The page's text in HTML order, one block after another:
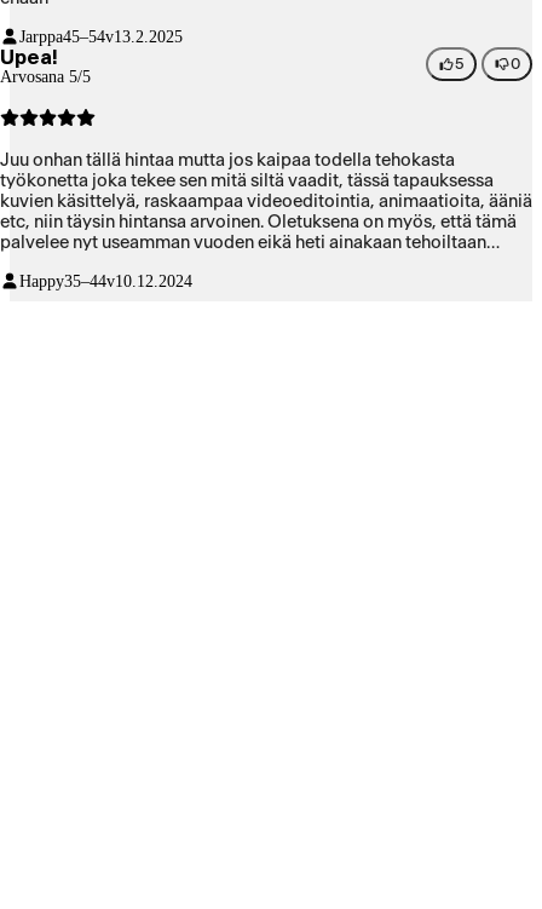
Jarppa45–54v13.2.2025
Upea!
Arvosana 5/5
5 0
Juu onhan tällä hintaa mutta jos kaipaa todella tehokasta
työkonetta joka tekee sen mitä siltä vaadit, tässä tapauksessa
kuvien käsittelyä, raskaampaa videoeditointia, animaatioita, ääniä
etc, niin täysin hintansa arvoinen. Oletuksena on myös, että tämä
palvelee nyt useamman vuoden eikä heti ainakaan tehoiltaan
kaatumisia (mitä en ikinä uskonut kokevani). Akku on jotain
Happy35–44v10.12.2024